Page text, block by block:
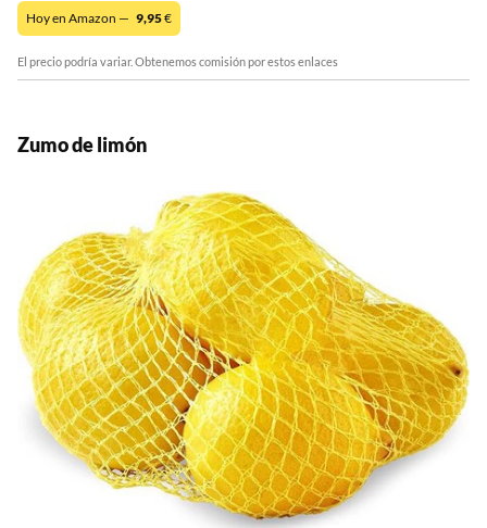
Hoy en Amazon — 9,95€
El precio podría variar. Obtenemos comisión por estos enlaces
Zumo de limón